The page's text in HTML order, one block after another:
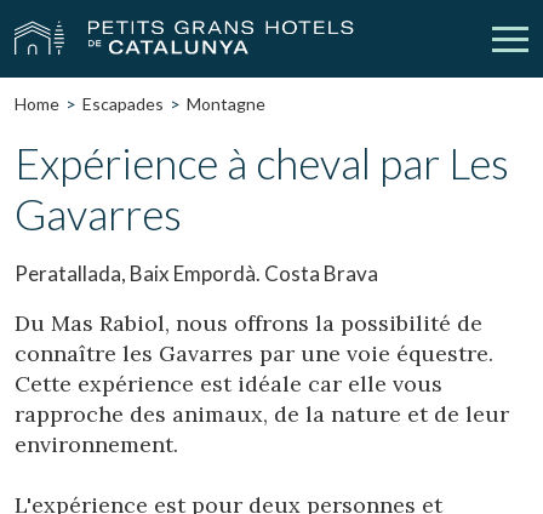
Nos Hôtels Escapades
Mariages
Chèques Cadeau Découvrez Catalogne
Contact Má réservation
vpn_key Se connecter
Home Escapades Montagne
Expérience à cheval par Les
Gavarres
Peratallada, Baix Empordà. Costa Brava
Du Mas Rabiol, nous offrons la possibilité de
connaître les Gavarres par une voie équestre.
Cette expérience est idéale car elle vous
rapproche des animaux, de la nature et de leur
environnement.
L'expérience est pour deux personnes et